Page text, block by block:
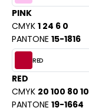
ETIQUETTE
CLOTHING
DENIM
PINK
CMYK 1 24 6 0
PANTONE 15-1816
RED
RED
CMYK 20 100 80 10
PANTONE 19-1664